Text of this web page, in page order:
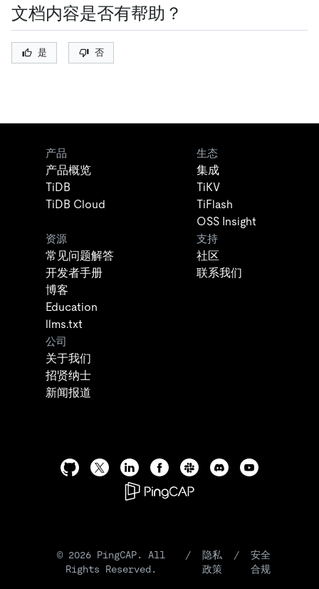
文档内容是否有帮助？
是 否
产品
产品概览
TiDB
TiDB Cloud
生态
集成
TiKV
TiFlash
OSS Insight
资源
常见问题解答
开发者手册
博客
Education
llms.txt
支持
社区
联系我们
公司
关于我们
招贤纳士
新闻报道
© 2026 PingCAP. All
Rights Reserved.
/
隐私
政策
/
安全
合规